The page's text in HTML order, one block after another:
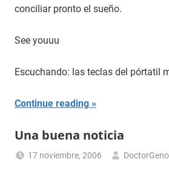
conciliar pronto el sueño.
See youuu
Escuchando: las teclas del pórtatil
Continue reading
Una buena noticia
17 noviembre, 2006